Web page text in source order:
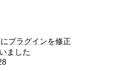
プラグインを修正
ました